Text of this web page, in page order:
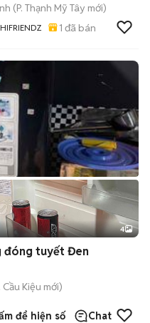
(P. Thạnh Mỹ Tây mới)
1 đã bán
4
đóng tuyết Đen
Cầu Kiệu mới)
để hiện số Chat